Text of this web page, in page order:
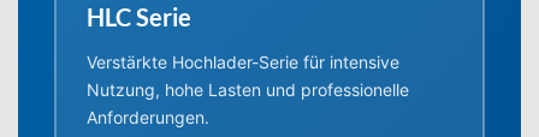
HLC Serie
Verstärkte Hochlader-Serie für intensive
Nutzung, hohe Lasten und professionelle
Anforderungen.